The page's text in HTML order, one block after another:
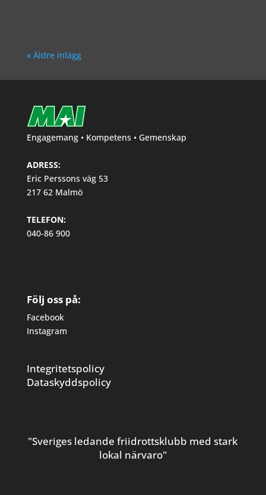
« Äldre inlägg
Engagemang • Kompetens • Gemenskap
ADRESS:
Eric Perssons väg 53
217 62 Malmö
TELEFON:
040-86 900
Följ oss på:
Facebook
Instagram
Integritetspolicy
Dataskyddspolicy
"Sveriges ledande friidrottsklubb med stark
lokal närvaro"